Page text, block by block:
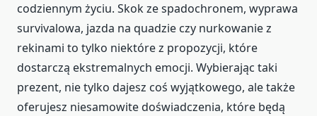
codziennym życiu. Skok ze spadochronem, wyprawa
survivalowa, jazda na quadzie czy nurkowanie z
rekinami to tylko niektóre z propozycji, które
dostarczą ekstremalnych emocji. Wybierając taki
prezent, nie tylko dajesz coś wyjątkowego, ale także
oferujesz niesamowite doświadczenia, które będą